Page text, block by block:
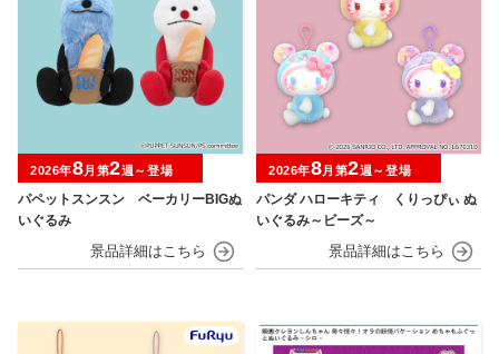
パペットスンスン ベーカリーBIGぬ
いぐるみ
2026年8月第2週～登場
パンダ ハローキティ くりっぴぃ ぬ
いぐるみ～ビーズ～
2026年8月第2週～登場